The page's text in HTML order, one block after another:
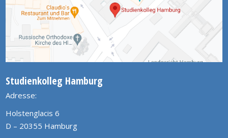
Studienkolleg Hamburg
Adresse:
Holstenglacis 6
D – 20355 Hamburg